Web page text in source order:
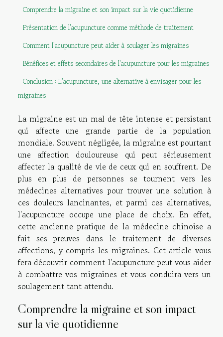
Comprendre la migraine et son impact sur la vie quotidienne
Présentation de l'acupuncture comme méthode de traitement
Comment l'acupuncture peut aider à soulager les migraines
Bénéfices et effets secondaires de l'acupuncture pour les migraines
Conclusion : L'acupuncture, une alternative à envisager pour les
migraines
La migraine est un mal de tête intense et persistant
qui affecte une grande partie de la population
mondiale. Souvent négligée, la migraine est pourtant
une affection douloureuse qui peut sérieusement
affecter la qualité de vie de ceux qui en souffrent. De
plus en plus de personnes se tournent vers les
médecines alternatives pour trouver une solution à
ces douleurs lancinantes, et parmi ces alternatives,
l'acupuncture occupe une place de choix. En effet,
cette ancienne pratique de la médecine chinoise a
fait ses preuves dans le traitement de diverses
affections, y compris les migraines. Cet article vous
fera découvrir comment l'acupuncture peut vous aider
à combattre vos migraines et vous conduira vers un
soulagement tant attendu.
Comprendre la migraine et son impact
sur la vie quotidienne